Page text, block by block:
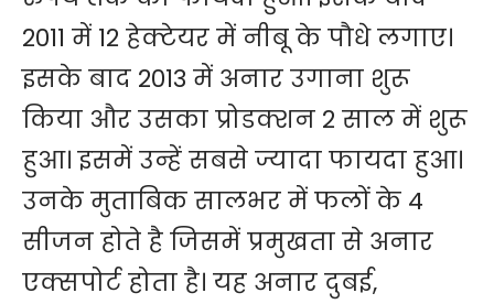
2011 में 12 हेक्टेयर में नीबू के पौधे लगाए।
इसके बाद 2013 में अनार उगाना शुरू
किया और उसका प्रोडक्शन 2 साल में शुरू
हुआ। इसमें उन्हें सबसे ज्यादा फायदा हुआ।
उनके मुताबिक सालभर में फलों के 4
सीजन होते है जिसमें प्रमुखता से अनार
एक्सपोर्ट होता है। यह अनार दुबई,